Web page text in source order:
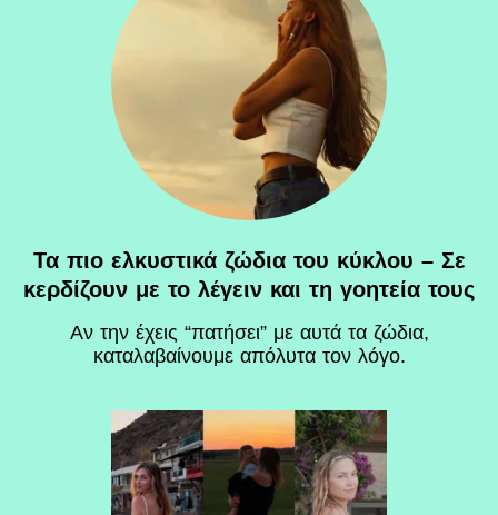
Τα πιο ελκυστικά ζώδια του κύκλου – Σε
κερδίζουν με το λέγειν και τη γοητεία τους
Αν την έχεις “πατήσει” με αυτά τα ζώδια,
καταλαβαίνουμε απόλυτα τον λόγο.